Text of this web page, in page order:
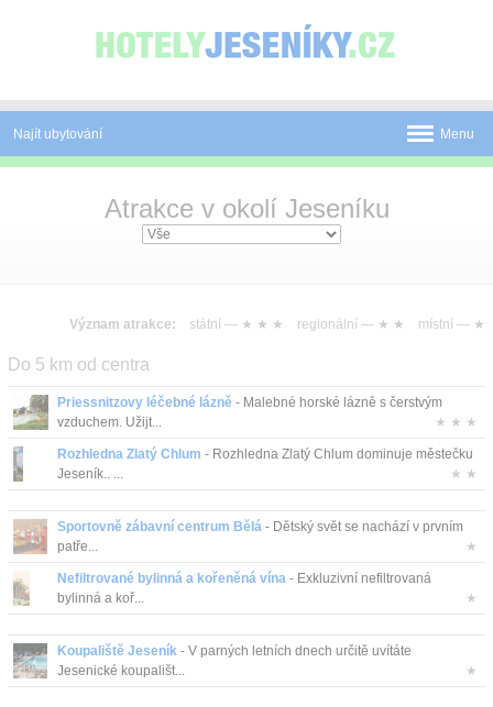
Najít ubytování
O Jeseníkách
O nás
Kontakt
Menu
Atrakce v okolí Jeseníku
Význam atrakce: státní — ★ ★ ★ regionální — ★ ★ místní — ★
Do 5 km od centra
Priessnitzovy léčebné lázně - Malebné horské lázně s čerstvým
vzduchem. Užijt...
★ ★ ★
Rozhledna Zlatý Chlum - Rozhledna Zlatý Chlum dominuje městečku
Jeseník.. ...
★ ★
Sportovně zábavní centrum Bělá - Dětský svět se nachází v prvním
patře...
★
Nefiltrované bylinná a kořeněná vína - Exkluzivní nefiltrovaná
bylinná a koř...
★
Koupaliště Jeseník - V parných letních dnech určitě uvítáte
Jesenické koupališt...
★